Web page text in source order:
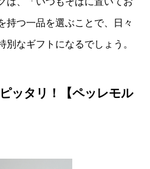
持つ一品を選ぶことで、日々
なギフトになるでしょう。
ッタリ！【ペッレモル